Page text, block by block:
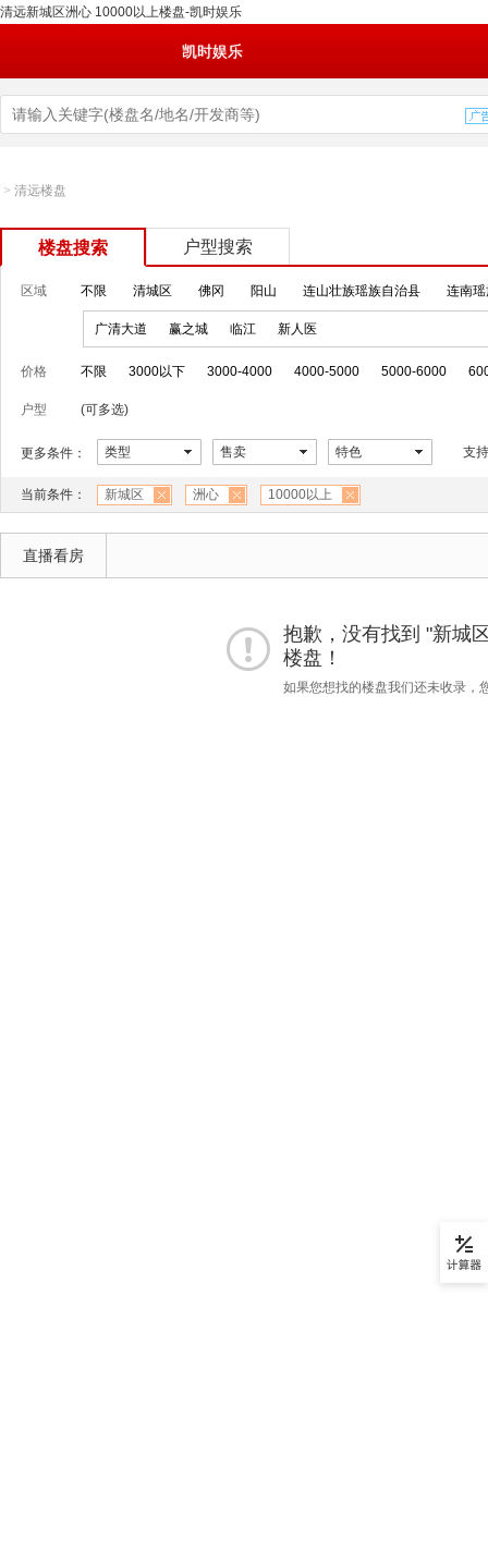
清远新城区洲心 10000以上楼盘-凯时娱乐
凯时娱乐
> 清远楼盘
楼盘搜索 户型搜索
区域 不限 清城区 佛冈 阳山 连山壮族瑶族自治县 连南
广清大道 赢之城 临江 新人医
价格 不限 3000以下 3000-4000 4000-5000 5000-6000
户型 (可多选)
更多条件： 类型 售卖 特色 支
当前条件： 新城区 洲心 10000以上
直播看房
抱歉，没有找到 "新城
楼盘！
如果您想找的楼盘我们还未收录，